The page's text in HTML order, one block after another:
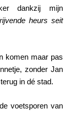
dankzij mijn
heurs seit
komen maar pas
zonder Jan
in dé stad.
voetsporen van